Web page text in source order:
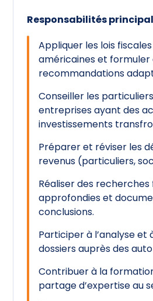
Responsabilités
Appliquer les lois
américaines et formuler
recommandations
Conseiller les
entreprises ayant des
investissements
Préparer et réviser les
revenus (particuliers,
Réaliser des recherches
approfondies et
conclusions.
Participer à l’analyse et
dossiers auprès des
Contribuer à la
partage d’expertise au